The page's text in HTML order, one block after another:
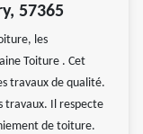
57365
les
Toiture . Cet
travaux de qualité.
travaux. Il respecte
de toiture.